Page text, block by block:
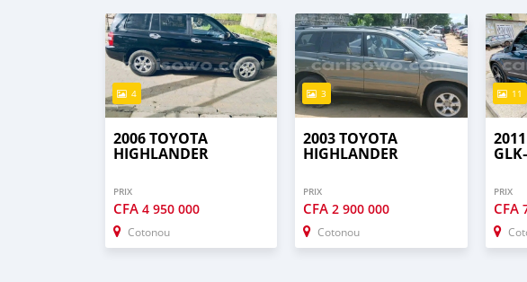
4
2006 TOYOTA
HIGHLANDER
PRIX
CFA 4 950 000
Cotonou
3
2003 TOYOTA
HIGHLANDER
PRIX
CFA2 900 000
Cotonou
11
PRIX
CFA